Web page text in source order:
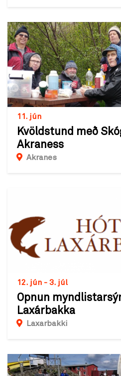
11. jún
Kvöldstund með
Akraness
Akranes
12. jún - 3. júl
Opnun
Laxárbakka
Laxarbakki